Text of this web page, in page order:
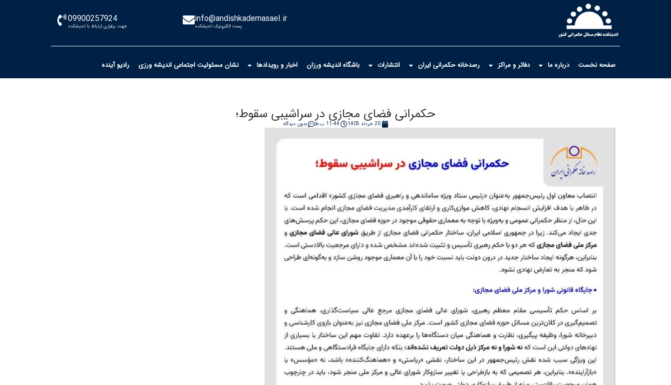
info@andishkademasael.ir
پست الکترونیک اندیشکده
09900257924
جهت برقراری ارتباط با اندیشکده
صفحه نخست درباره ما دفاتر و مراکز رصدخانه حکمرانی ایران انتشارات باشگاه اندیشه ورزان اخبار و رویدادها نشان مسئولیت اجتماعی اندیشه ورزی رادیو آینده
حکمرانی فضای مجازی در سراشیبی سقوط؛
20 خرداد 1405 11:44 ب.ظ بدون دیدگاه